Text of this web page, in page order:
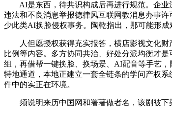
AI是东西，待共识构成后再进行规范。企业
违法和不良消息举报德律风互联网教消息办事
少此类AI换脸侵权事务。陶乾指出，那可能形
人但愿授权获得充实报答，横店影视文化财
比例等内容。多方协同共治、好处分派均衡才
组，再借帮一键换脸、换场景、AI配音等手艺
特地通道，本地正建立一套全链条的学问产权
件中的实正在环境。
须说明来历中国网和署著做者名，该剧被下架